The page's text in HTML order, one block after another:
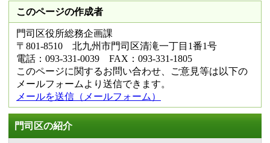
このページの作成者
門司区役所総務企画課
〒801-8510 北九州市門司区清滝一丁目1番1号
電話：093-331-0039 FAX：093-331-1805
このページに関するお問い合わせ、ご意見等は以下の
メールフォームより送信できます。
メールを送信（メールフォーム）
門司区の紹介